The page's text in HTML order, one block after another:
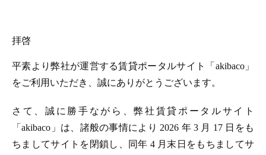
拝啓
平素より弊社が運営する賃貸ポータルサイト「akibaco」
をご利用いただき、誠にありがとうございます。
さて、誠に勝手ながら、弊社賃貸ポータルサイト
「akibaco」は、諸般の事情により 2026 年 3 月 17 日をも
ちましてサイトを閉鎖し、同年 4 月末日をもちましてサ